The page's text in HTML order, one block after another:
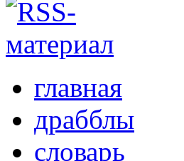
главная
драбблы
словарь